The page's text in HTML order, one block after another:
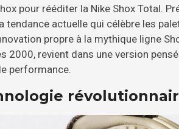
pour rééditer la Nike Shox Total.
tendance actuelle qui célèbre les
propre à la mythique ligne
2000, revient dans une version
performance.